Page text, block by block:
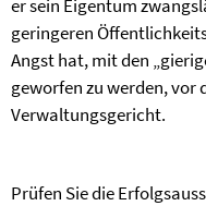
er sein Eigentum
geringeren
Angst hat, mit den
geworfen zu werden, vor
Verwaltungsgericht.
Prüfen Sie die